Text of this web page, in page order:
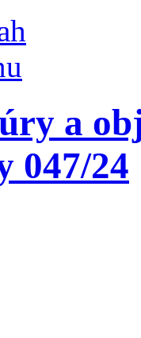
a
047/24